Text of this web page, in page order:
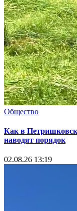
Общество
Как в
наводят порядок
02.08.26 13:19